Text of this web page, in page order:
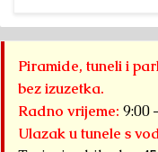
Piramide, tuneli i
bez izuzetka.
Radno vrijeme: 9:00
Ulazak u tunele s